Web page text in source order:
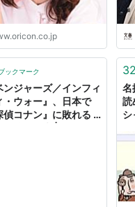
ックマーク
ンジャーズ／インフィ
・ウォー』、日本で
偵コナン』に敗れる ─
名
読
シ